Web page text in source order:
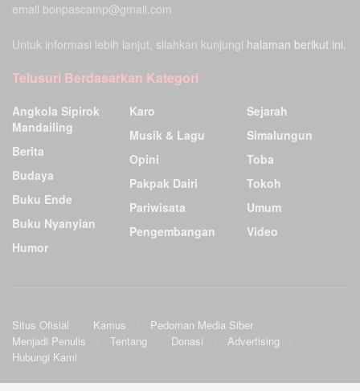
email bonpascamp@gmail.com
Untuk informasi lebih lanjut, silahkan kunjungi halaman berikut ini.
Telusuri Berdasarkan Kategori
Angkola Sipirok
Mandailing
Berita
Budaya
Buku Ende
Buku Nyanyian
Humor
Karo
Musik & Lagu
Opini
Pakpak Dairi
Pariwisata
Pengembangan
Sejarah
Simalungun
Toba
Tokoh
Umum
Video
Situs Ofisial Kamus
Pedoman Media Siber
Menjadi Penulis
Tentang Donasi
Advertising
Hubungi Kami
Ensiklopedia Budaya Batak.©2009Sunardo Panjaitan& G. Sahat. All